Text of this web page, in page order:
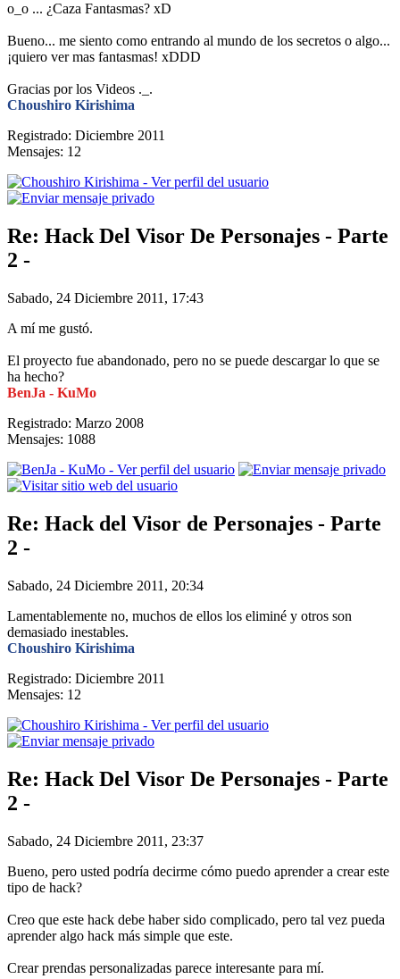
o_o ... ¿Caza Fantasmas? xD
Bueno... me siento como entrando al mundo de los secretos o algo...
¡quiero ver mas fantasmas! xDDD
Gracias por los Videos ._.
Choushiro Kirishima
Registrado: Diciembre 2011
Mensajes: 12
Re: Hack Del Visor De Personajes - Parte
2 -
Sabado, 24 Diciembre 2011, 17:43
A mí me gustó.
El proyecto fue abandonado, pero no se puede descargar lo que se
ha hecho?
BenJa - KuMo
Registrado: Marzo 2008
Mensajes: 1088
Re: Hack del Visor de Personajes - Parte
2 -
Sabado, 24 Diciembre 2011, 20:34
Lamentablemente no, muchos de ellos los eliminé y otros son
demasiado inestables.
Choushiro Kirishima
Registrado: Diciembre 2011
Mensajes: 12
Re: Hack Del Visor De Personajes - Parte
2 -
Sabado, 24 Diciembre 2011, 23:37
Bueno, pero usted podría decirme cómo puedo aprender a crear este
tipo de hack?
Creo que este hack debe haber sido complicado, pero tal vez pueda
aprender algo hack más simple que este.
Crear prendas personalizadas parece interesante para mí.